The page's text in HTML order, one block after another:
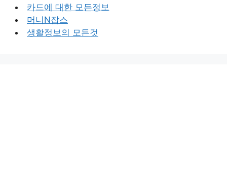
카드에 대한 모든정보
머니N잡스
생활정보의 모든것